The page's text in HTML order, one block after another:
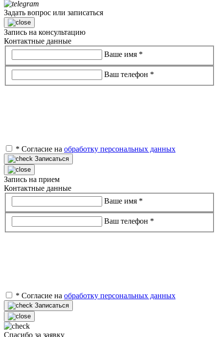
Задать вопрос или записаться
Запись на консультацию
Контактные данные
Ваше имя *
Ваш телефон *
* Согласие на обработку персональных данных
Записаться
Запись на прием
Контактные данные
Ваше имя *
Ваш телефон *
* Согласие на обработку персональных данных
Записаться
Спасибо за заявку